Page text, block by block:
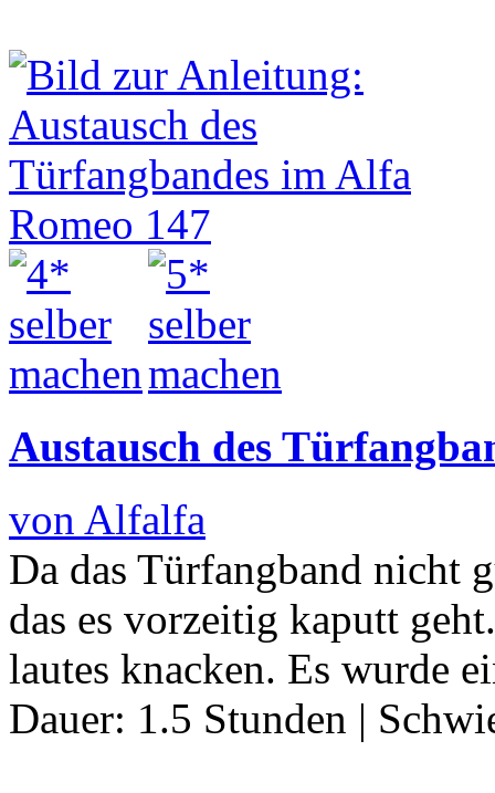
Austausch des
von Alfalfa
Da das Türfangband nicht
das es vorzeitig kaputt
lautes knacken. Es wurde
Dauer: 1.5 Stunden |